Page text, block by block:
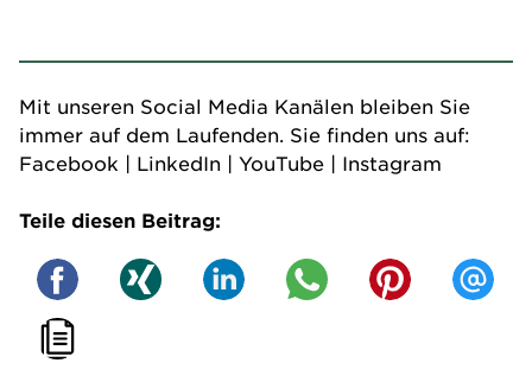
Mit unseren Social Media Kanälen bleiben Sie
immer auf dem Laufenden. Sie finden uns auf:
Facebook | LinkedIn | YouTube | Instagram
Teile diesen Beitrag: